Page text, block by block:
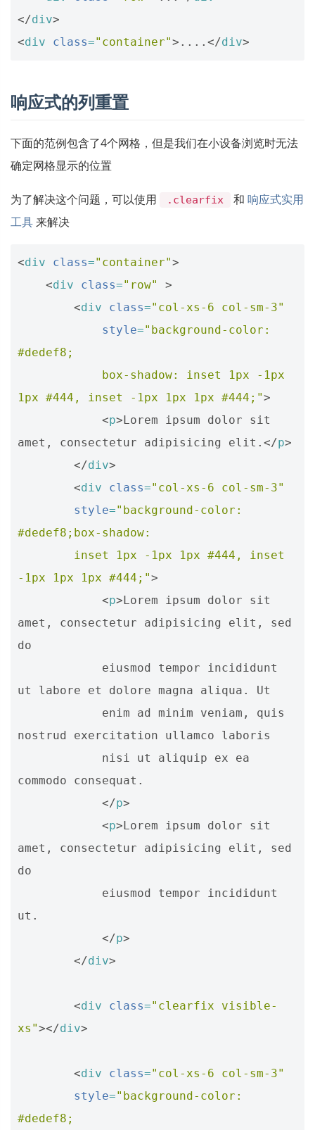
</div>
<div class="container"> .... </div>
响应式的列重置
下面的范例包含了4个网格，但是我们在小设备浏览时无法
确定网格显示的位置
为了解决这个问题，可以使用 .clearfix 和响应式实用
工具来解决
<div class="container">
<div class="row"
>
<div class="col-xs-6 col-sm-3"
style="background-color:
#dedef8;
1px #444, inset -1px 1px 1px #444;">
<p>Lorem ipsum dolor sit
amet, consectetur adipisicing elit. </p>
</div>
<div class="col-xs-6 col-sm-3"
style="background-color:
#dedef8;box-shadow:
-1px 1px 1px #444;">
<p>Lorem ipsum dolor sit
amet, consectetur adipisicing elit, sed
do
ut labore et dolore magna aliqua. Ut
nostrud exercitation ullamco laboris
commodo consequat.
</p>
<p>Lorem ipsum dolor sit
amet, consectetur adipisicing elit, sed
do
ut.
</p>
</div>
<div class="clearfix visible-
xs"></div>
<div class="col-xs-6 col-sm-3"
style="background-color:
#dedef8;